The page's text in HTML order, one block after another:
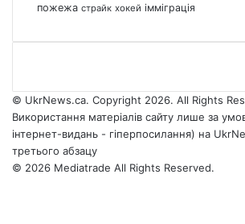
пожежа страйк хокей імміграція
© UkrNews.ca. Copyright 2026. All Rights
Використання матеріалів сайту лише за
інтернет-видань - гіперпосилання) на
третього абзацу
© 2026 Mediatrade All Rights Reserved.